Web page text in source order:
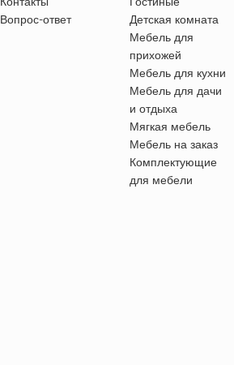
Вопрос-ответ
Детская комната
Мебель для
прихожей
Мебель для кухни
Мебель для дачи
и отдыха
Мягкая мебель
Мебель на заказ
Комплектующие
для мебели